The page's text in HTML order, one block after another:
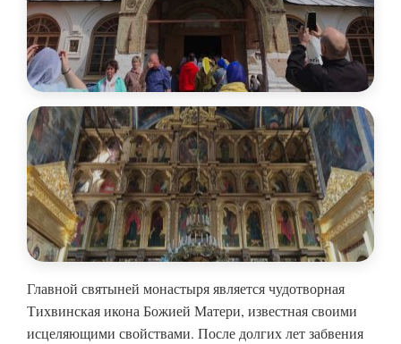
Главной святыней монастыря является чудотворная
Тихвинская икона Божией Матери, известная своими
исцеляющими свойствами. После долгих лет забвения